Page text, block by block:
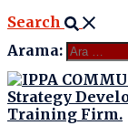
Search
Arama: